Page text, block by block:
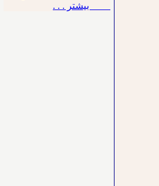
بیشتر . . .